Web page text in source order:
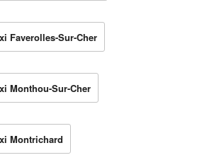
Faverolles-Sur-Cher
Monthou-Sur-Cher
Montrichard